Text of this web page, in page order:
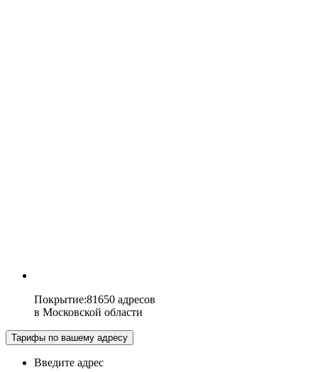
Покрытие:81650 адресов
в Московской области
Тарифы по вашему адресу
Введите адрес